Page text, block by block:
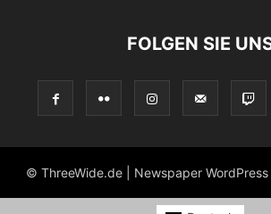
FOLGEN SIE
© ThreeWide.de | Newspaper